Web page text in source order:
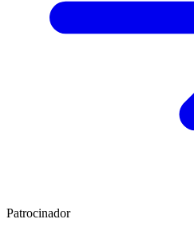
Patrocinador